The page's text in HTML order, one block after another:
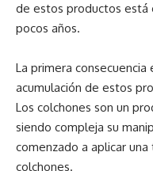
de estos productos está
pocos años.
La primera
acumulación de estos
Los colchones son un
siendo compleja su
comenzado a aplicar
colchones.